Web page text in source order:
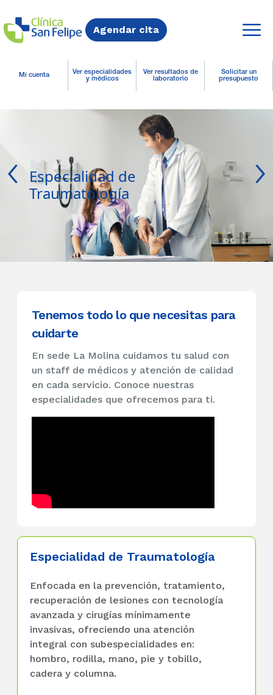
Agendar cita
Mi cuenta
Ver especialidades
y médicos
Ver resultados de
laboratorio
Solicitar un
presupuesto
Especialidad de
Traumatología
Tenemos todo lo que necesitas para
cuidarte
En sede La Molina cuidamos tu salud con
un staff de médicos y atención de calidad
en cada servicio. Conoce nuestras
especialidades que ofrecemos para ti.
Especialidad de Traumatología
Enfocada en la prevención, tratamiento,
recuperación de lesiones con tecnología
avanzada y cirugías mínimamente
invasivas, ofreciendo una atención
integral con subespecialidades en:
hombro, rodilla, mano, pie y tobillo,
cadera y columna.